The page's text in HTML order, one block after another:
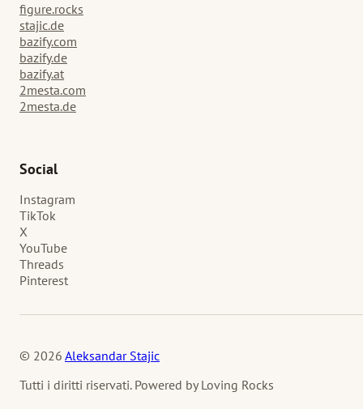
figure.rocks
stajic.de
bazify.com
bazify.de
bazify.at
2mesta.com
2mesta.de
Social
Instagram
TikTok
X
YouTube
Threads
Pinterest
© 2026 Aleksandar Stajic
Tutti i diritti riservati. Powered by Loving Rocks